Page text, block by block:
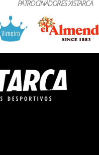
PATROCINADORES XISTARCA